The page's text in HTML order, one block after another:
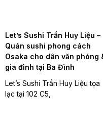
Let’s Sushi Trần Huy Liệu –
Quán sushi phong cách
Osaka cho dân văn phòng
gia đình tại Ba Đình
Let’s Sushi Trần Huy Liệu tọa
lạc tại 102 C5,